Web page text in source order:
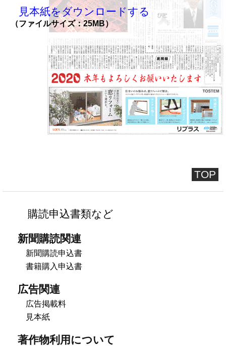
見本紙をダウンロードする
（ファイルサイズ：25MB）
TOP
購読申込書類など
新聞購読関連
新聞購読申込書
書籍購入申込書
広告関連
広告掲載料
見本紙
著作物利用について